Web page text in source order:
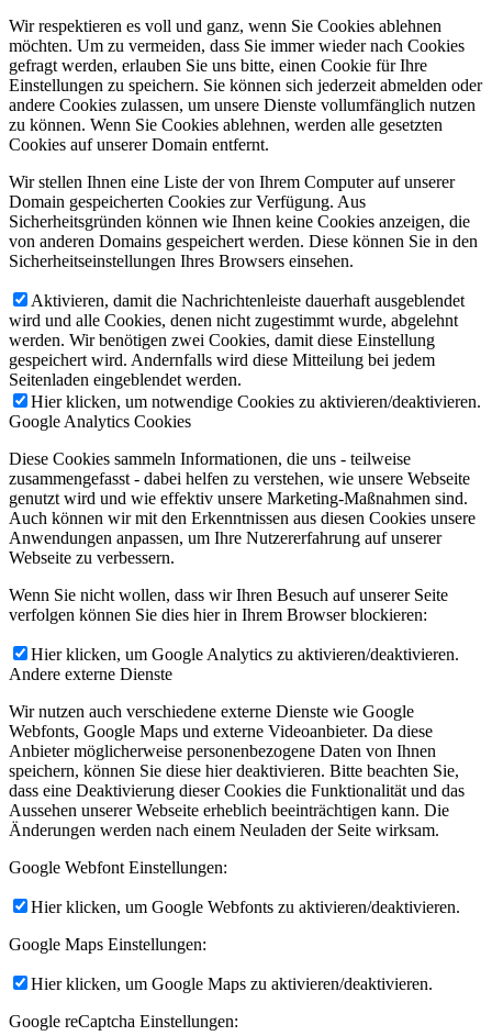
Wir respektieren es voll und ganz, wenn Sie Cookies ablehnen
möchten. Um zu vermeiden, dass Sie immer wieder nach Cookies
gefragt werden, erlauben Sie uns bitte, einen Cookie für Ihre
Einstellungen zu speichern. Sie können sich jederzeit abmelden oder
andere Cookies zulassen, um unsere Dienste vollumfänglich nutzen
zu können. Wenn Sie Cookies ablehnen, werden alle gesetzten
Cookies auf unserer Domain entfernt.
Wir stellen Ihnen eine Liste der von Ihrem Computer auf unserer
Domain gespeicherten Cookies zur Verfügung. Aus
Sicherheitsgründen können wie Ihnen keine Cookies anzeigen, die
von anderen Domains gespeichert werden. Diese können Sie in den
Sicherheitseinstellungen Ihres Browsers einsehen.
Aktivieren, damit die Nachrichtenleiste dauerhaft ausgeblendet
wird und alle Cookies, denen nicht zugestimmt wurde, abgelehnt
werden. Wir benötigen zwei Cookies, damit diese Einstellung
gespeichert wird. Andernfalls wird diese Mitteilung bei jedem
Seitenladen eingeblendet werden.
Hier klicken, um notwendige Cookies zu aktivieren/deaktivieren.
Google Analytics Cookies
Diese Cookies sammeln Informationen, die uns - teilweise
zusammengefasst - dabei helfen zu verstehen, wie unsere Webseite
genutzt wird und wie effektiv unsere Marketing-Maßnahmen sind.
Auch können wir mit den Erkenntnissen aus diesen Cookies unsere
Anwendungen anpassen, um Ihre Nutzererfahrung auf unserer
Webseite zu verbessern.
Wenn Sie nicht wollen, dass wir Ihren Besuch auf unserer Seite
verfolgen können Sie dies hier in Ihrem Browser blockieren:
Hier klicken, um Google Analytics zu aktivieren/deaktivieren.
Andere externe Dienste
Wir nutzen auch verschiedene externe Dienste wie Google
Webfonts, Google Maps und externe Videoanbieter. Da diese
Anbieter möglicherweise personenbezogene Daten von Ihnen
speichern, können Sie diese hier deaktivieren. Bitte beachten Sie,
dass eine Deaktivierung dieser Cookies die Funktionalität und das
Aussehen unserer Webseite erheblich beeinträchtigen kann. Die
Änderungen werden nach einem Neuladen der Seite wirksam.
Google Webfont Einstellungen:
Hier klicken, um Google Webfonts zu aktivieren/deaktivieren.
Google Maps Einstellungen:
Hier klicken, um Google Maps zu aktivieren/deaktivieren.
Google reCaptcha Einstellungen: